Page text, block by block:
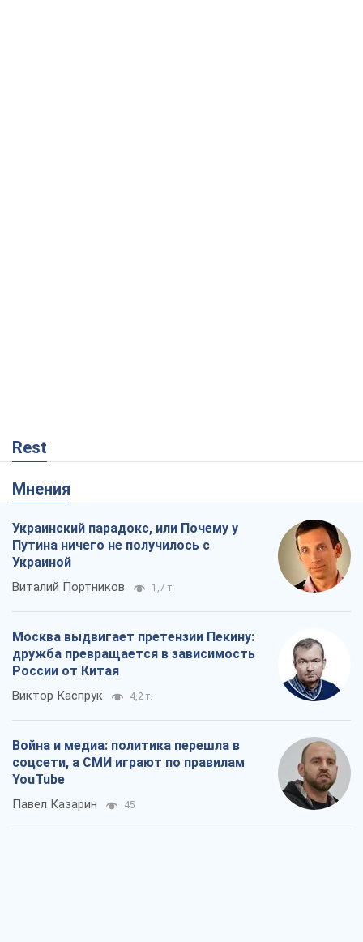
Rest
Мнения
Украинский парадокс, или Почему у
Путина ничего не получилось с
Украиной
Виталий Портников 1,7 т.
Москва выдвигает претензии Пекину:
дружба превращается в зависимость
России от Китая
Виктор Каспрук 4,2 т.
Война и медиа: политика перешла в
соцсети, а СМИ играют по правилам
YouTube
Павел Казарин 45